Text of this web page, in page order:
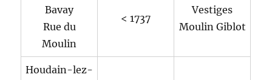
Bavay
Rue du
Moulin
< 1737
Vestiges
Moulin Giblot
Houdain-lez-